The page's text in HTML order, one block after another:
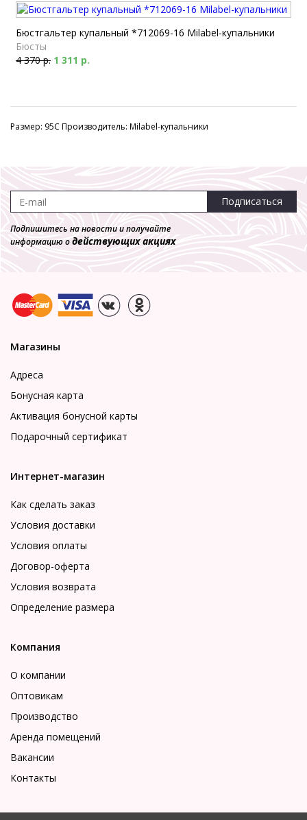
Бюстгальтер купальный *712069-16 Milabel-купальники
Бюсты
4 370 р. 1 311 р.
Размер: 95C Производитель: Milabel-купальники
Подписаться
Подпишитесь на новости и получайте
информацию одействующих акциях
Магазины
Адреса
Бонусная карта
Активация бонусной карты
Подарочный сертификат
Интернет-магазин
Как сделать заказ
Условия доставки
Условия оплаты
Договор-оферта
Условия возврата
Определение размера
Компания
О компании
Оптовикам
Производство
Аренда помещений
Вакансии
Контакты